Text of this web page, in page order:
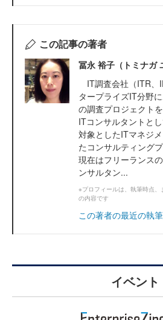
この記事の著者
冨永 裕子（トミナガ
IT調査会社（ITR、
タープライズIT分野
の調査プロジェクト
ITコンサルタントと
対象としたITマネジ
たコンサルティング
現在はフリーランス
ンサルタン...
※プロフィールは、執筆時点
の内容です
この著者の最近の執
イベント